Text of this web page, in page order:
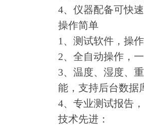
4、仪器配备可快
操作简单
1、测试软件，操
2、全自动操作，
3、温度、湿度、
能，支持后台数据
4、专业测试报告
技术先进：